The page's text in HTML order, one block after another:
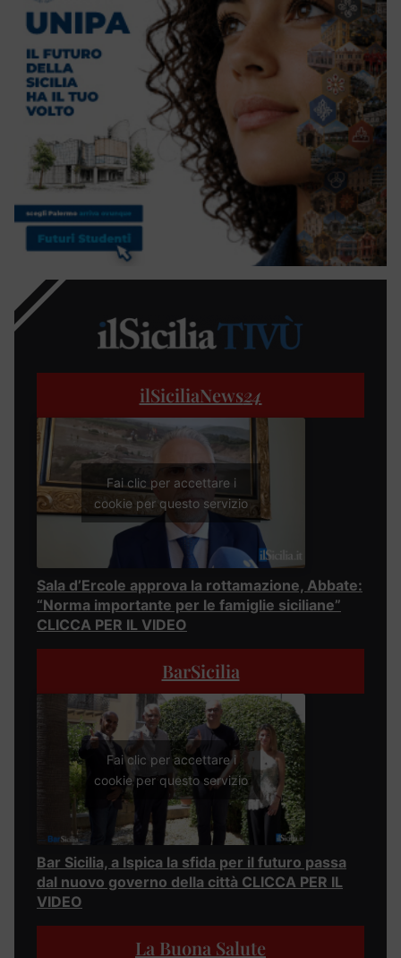
ilSiciliaNews24
Fai clic per accettare i
cookie per questo servizio
Sala d’Ercole approva la rottamazione, Abbate:
“Norma importante per le famiglie siciliane”
CLICCA PER IL VIDEO
BarSicilia
Fai clic per accettare i
cookie per questo servizio
Bar Sicilia, a Ispica la sfida per il futuro passa
dal nuovo governo della città CLICCA PER IL
VIDEO
La Buona Salute